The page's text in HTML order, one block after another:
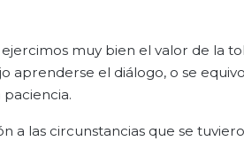
muy bien el valor de la
aprenderse el diálogo, o se
a las circunstancias que se